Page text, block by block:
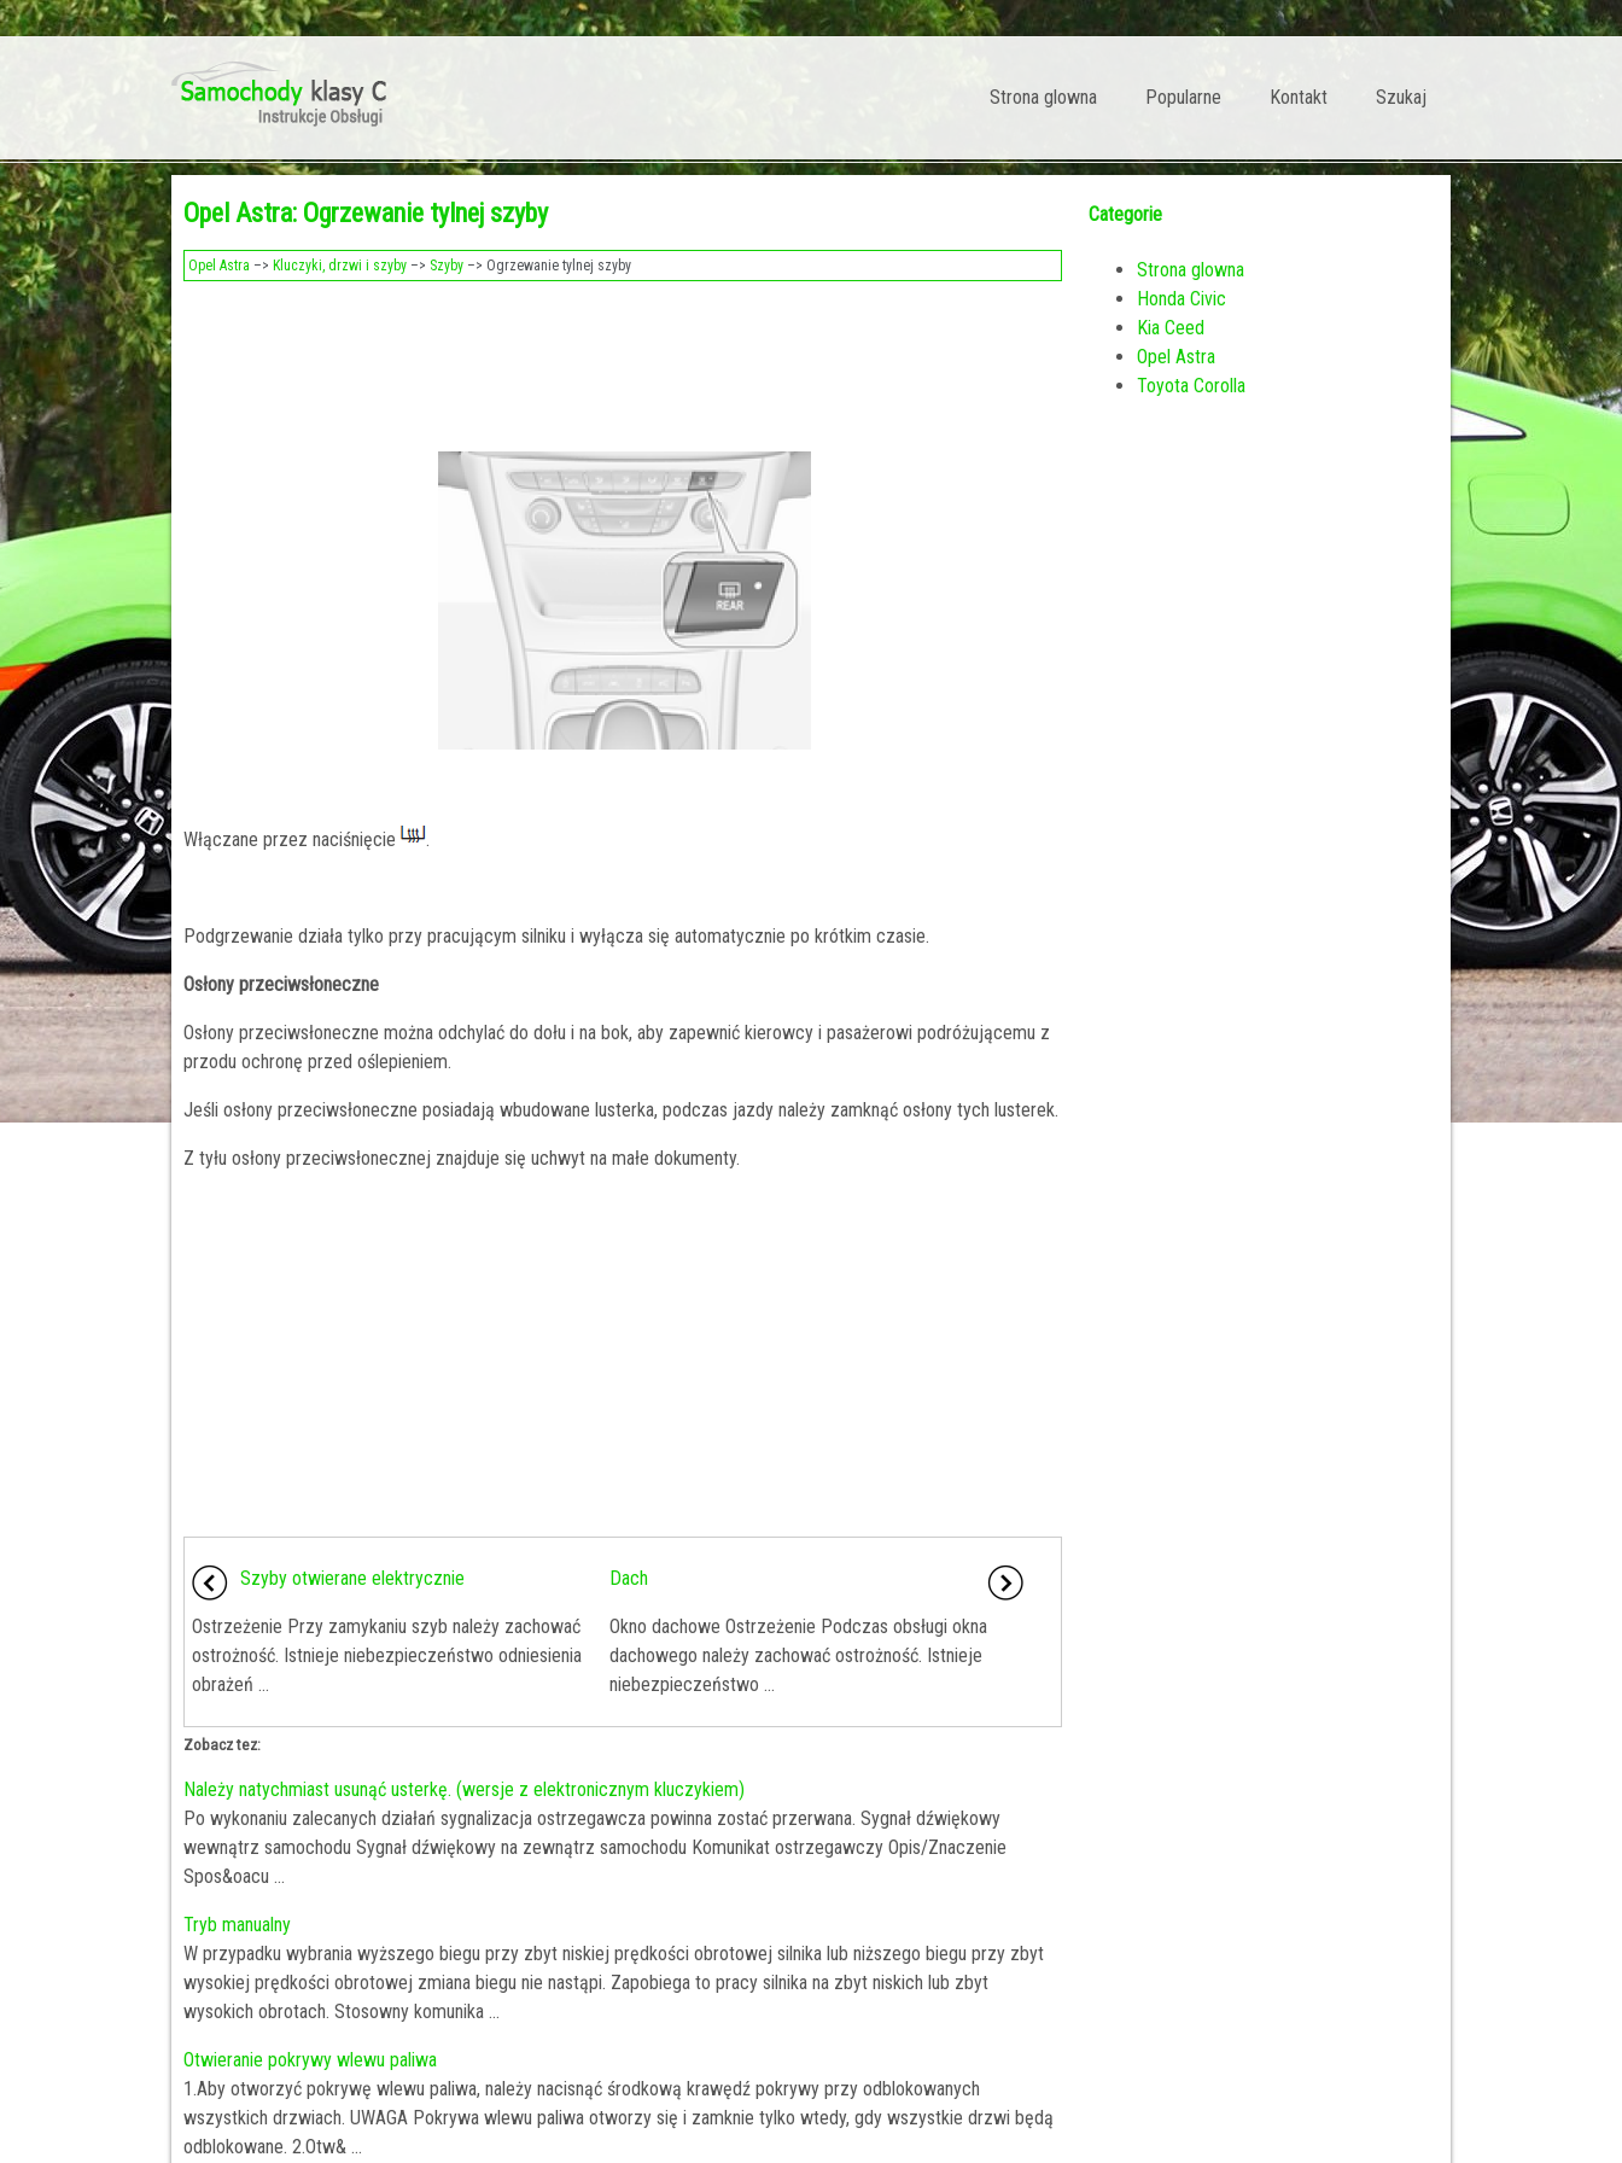
Strona glowna Popularne Kontakt Szukaj
Opel Astra: Ogrzewanie tylnej szyby
Opel Astra –> Kluczyki, drzwi i szyby –> Szyby –> Ogrzewanie tylnej szyby
Włączane przez naciśnięcie .
Podgrzewanie działa tylko przy pracującym silniku i wyłącza się automatycznie po krótkim czasie.
Osłony przeciwsłoneczne
Osłony przeciwsłoneczne można odchylać do dołu i na bok, aby zapewnić kierowcy i pasażerowi podróżującemu z
przodu ochronę przed oślepieniem.
Jeśli osłony przeciwsłoneczne posiadają wbudowane lusterka, podczas jazdy należy zamknąć osłony tych lusterek.
Z tyłu osłony przeciwsłonecznej znajduje się uchwyt na małe dokumenty.
Szyby otwierane elektrycznie
Ostrzeżenie Przy zamykaniu szyb należy zachować
ostrożność. Istnieje niebezpieczeństwo odniesienia
obrażeń ...
Dach
Okno dachowe Ostrzeżenie Podczas obsługi okna
dachowego należy zachować ostrożność. Istnieje
niebezpieczeństwo ...
Zobacz tez:
Należy natychmiast usunąć usterkę. (wersje z elektronicznym kluczykiem)
Po wykonaniu zalecanych działań sygnalizacja ostrzegawcza powinna zostać przerwana. Sygnał dźwiękowy
wewnątrz samochodu Sygnał dźwiękowy na zewnątrz samochodu Komunikat ostrzegawczy Opis/Znaczenie
Spos&oacu ...
Tryb manualny
W przypadku wybrania wyższego biegu przy zbyt niskiej prędkości obrotowej silnika lub niższego biegu przy zbyt
wysokiej prędkości obrotowej zmiana biegu nie nastąpi. Zapobiega to pracy silnika na zbyt niskich lub zbyt
wysokich obrotach. Stosowny komunika ...
Otwieranie pokrywy wlewu paliwa
1.Aby otworzyć pokrywę wlewu paliwa, należy nacisnąć środkową krawędź pokrywy przy odblokowanych
wszystkich drzwiach. UWAGA Pokrywa wlewu paliwa otworzy się i zamknie tylko wtedy, gdy wszystkie drzwi będą
odblokowane. 2.Otw& ...
Categorie
Strona glowna
Honda Civic
Kia Ceed
Opel Astra
Toyota Corolla